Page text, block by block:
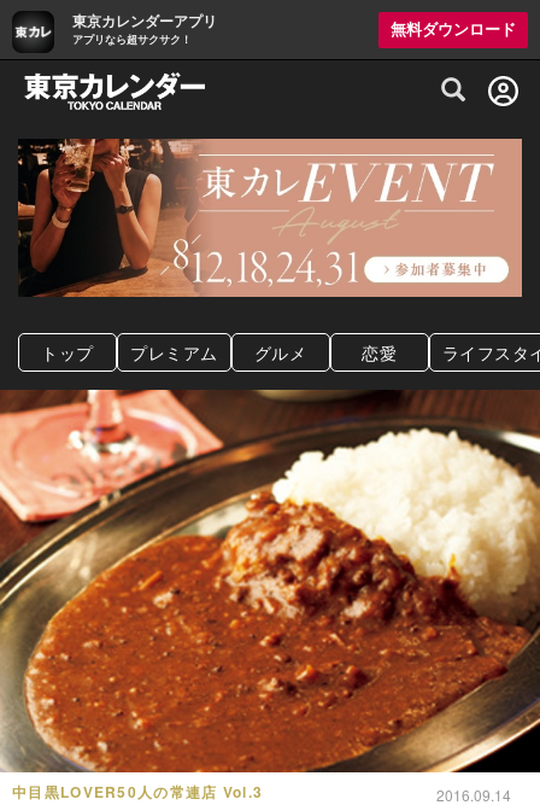
東京カレンダーアプリ
アプリなら超サクサク！
無料ダウンロード
グルメ情報・プレミアムレストラン予約
トップ プレミアム グルメ 恋愛 ライフスタ
中目黒LOVER50人の常連店 Vol.3 2016.09.14